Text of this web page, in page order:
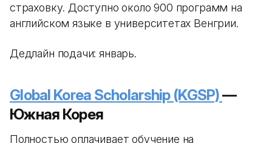
страховку. Доступно около 900 программ на
английском языке в университетах Венгрии.
Дедлайн подачи: январь.
Global Korea Scholarship (KGSP)—
Южная Корея
Полностью оплачивает обучение на